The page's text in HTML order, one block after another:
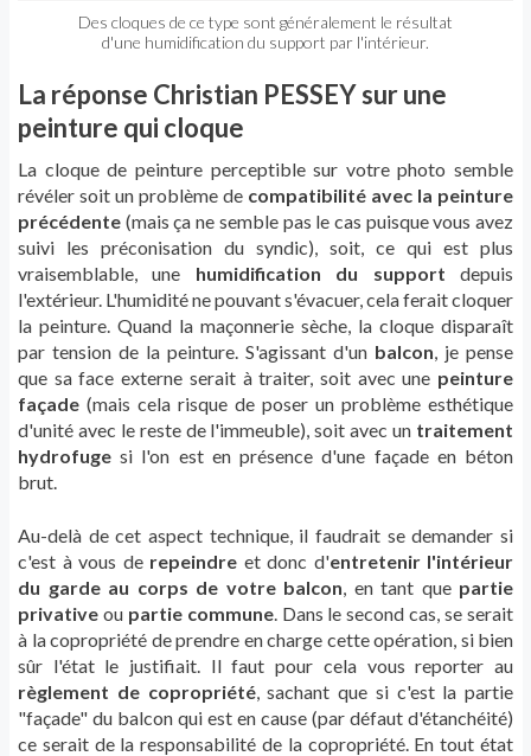
Des cloques de ce type sont généralement le résultat
d'une humidification du support par l'intérieur.
La réponse Christian PESSEY sur une
peinture qui cloque
La cloque de peinture perceptible sur votre photo semble
révéler soit un problème de compatibilité avec la peinture
précédente (mais ça ne semble pas le cas puisque vous avez
suivi les préconisation du syndic), soit, ce qui est plus
vraisemblable, une humidification du support depuis
l'extérieur. L'humidité ne pouvant s'évacuer, cela ferait cloquer
la peinture. Quand la maçonnerie sèche, la cloque disparaît
par tension de la peinture. S'agissant d'un balcon , je pense
que sa face externe serait à traiter, soit avec une peinture
façade (mais cela risque de poser un problème esthétique
d'unité avec le reste de l'immeuble), soit avec un traitement
hydrofuge si l'on est en présence d'une façade en béton
brut.
Au-delà de cet aspect technique, il faudrait se demander si
c'est à vous de repeindre et donc d'entretenir l'intérieur
du garde au corps de votre balcon , en tant que partie
privative ou partie commune. Dans le second cas, se serait
à la copropriété de prendre en charge cette opération, si bien
sûr l'état le justifiait. Il faut pour cela vous reporter au
règlement de copropriété, sachant que si c'est la partie
"façade" du balcon qui est en cause (par défaut d'étanchéité)
ce serait de la responsabilité de la copropriété. En tout état